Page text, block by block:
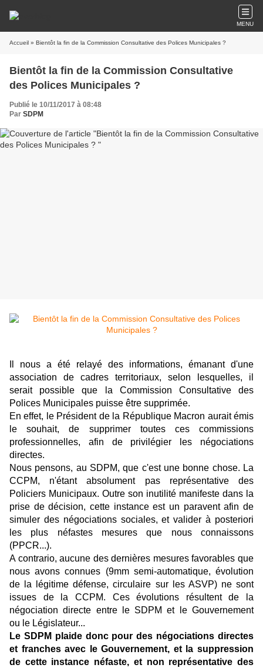
MENU
Accueil » Bientôt la fin de la Commission Consultative des Polices Municipales ?
Bientôt la fin de la Commission Consultative
des Polices Municipales ?
Publié le 10/11/2017 à 08:48
Par SDPM
Il nous a été relayé des informations, émanant d'une
association de cadres territoriaux, selon lesquelles, il
serait possible que la Commission Consultative des
Polices Municipales puisse être supprimée.
En effet, le Président de la République Macron aurait émis
le souhait, de supprimer toutes ces commissions
professionnelles, afin de privilégier les négociations
directes.
Nous pensons, au SDPM, que c'est une bonne chose. La
CCPM, n'étant absolument pas représentative des
Policiers Municipaux. Outre son inutilité manifeste dans la
prise de décision, cette instance est un paravent afin de
simuler des négociations sociales, et valider à posteriori
les plus néfastes mesures que nous connaissons
(PPCR...).
A contrario, aucune des dernières mesures favorables que
nous avons connues (9mm semi-automatique, évolution
de la légitime défense, circulaire sur les ASVP) ne sont
issues de la CCPM. Ces évolutions résultent de la
négociation directe entre le SDPM et le Gouvernement
ou le Législateur...
Le SDPM plaide donc pour des négociations directes
et franches avec le Gouvernement, et la suppression
de cette instance néfaste, et non représentative des